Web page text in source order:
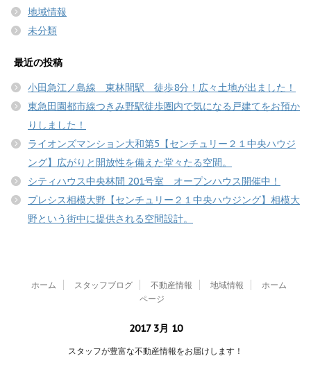
地域情報
未分類
最近の投稿
小田急江ノ島線 東林間駅 徒歩8分！広々土地が出ました！
東急田園都市線つきみ野駅徒歩圏内で気になる戸建てをお預か
りしました！
ライオンズマンション大和第5【センチュリー２１中央ハウジ
ング】広がりと開放性を備えた堂々たる空間。
シティハウス中央林間 201号室 オープンハウス開催中！
プレシス相模大野【センチュリー２１中央ハウジング】相模大
野という街中に提供される空間設計。
ホーム スタッフブログ 不動産情報 地域情報
ホーム
ページ
2017 3月 10
スタッフが豊富な不動産情報をお届けします！